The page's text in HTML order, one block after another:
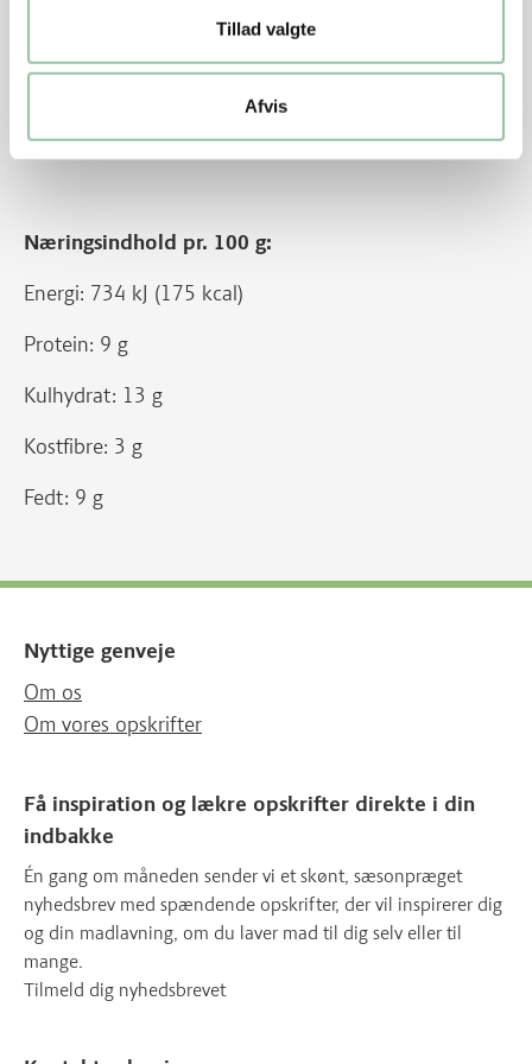
Tillad valgte
Afvis
Fedt: 15 g
Næringsindhold pr. 100 g:
Energi: 734 kJ (175 kcal)
Protein: 9 g
Kulhydrat: 13 g
Kostfibre: 3 g
Fedt: 9 g
Nyttige genveje
Om os
Om vores opskrifter
Få inspiration og lækre opskrifter direkte i din
indbakke
Én gang om måneden sender vi et skønt, sæsonpræget
nyhedsbrev med spændende opskrifter, der vil inspirerer dig
og din madlavning, om du laver mad til dig selv eller til
mange.
Tilmeld dig nyhedsbrevet